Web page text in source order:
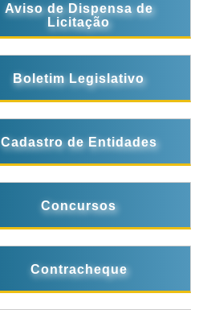
Aviso de Dispensa de
Licitação
Boletim Legislativo
Cadastro de Entidades
Concursos
Contracheque